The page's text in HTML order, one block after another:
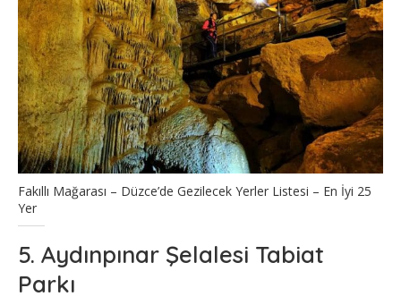
Fakıllı Mağarası – Düzce’de Gezilecek Yerler Listesi – En İyi 25
Yer
5. Aydınpınar Şelalesi Tabiat
Parkı